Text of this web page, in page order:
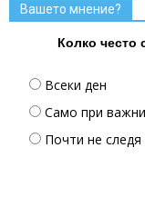
Вашето мнение?
Колко често
Всеки ден
Само при
Почти не